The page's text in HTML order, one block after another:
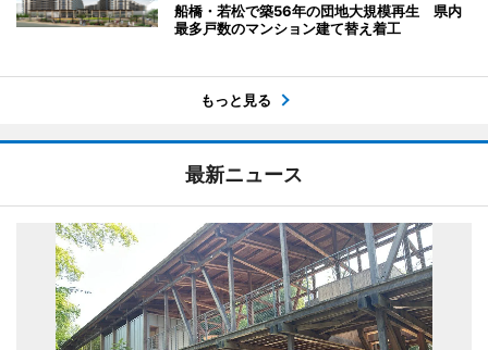
船橋・若松で築56年の団地大規模再生 県内
最多戸数のマンション建て替え着工
もっと見る
最新ニュース